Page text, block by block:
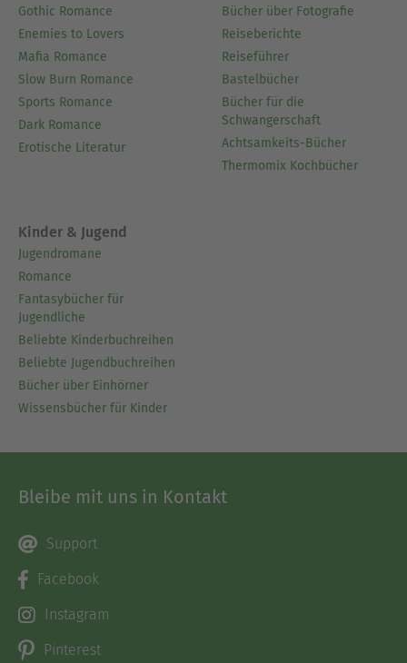
Gothic Romance
Enemies to Lovers
Mafia Romance
Slow Burn Romance
Sports Romance
Dark Romance
Erotische Literatur
Bücher über Fotografie
Reiseberichte
Reiseführer
Bastelbücher
Bücher für die
Schwangerschaft
Achtsamkeits-Bücher
Thermomix Kochbücher
Kinder & Jugend
Jugendromane
Romance
Fantasybücher für
Jugendliche
Beliebte Kinderbuchreihen
Beliebte Jugendbuchreihen
Bücher über Einhörner
Wissensbücher für Kinder
Bleibe mit uns in Kontakt
Support
Facebook
Instagram
Pinterest